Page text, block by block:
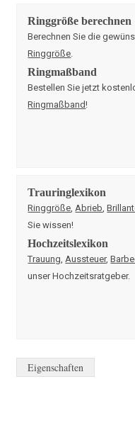
Ringgröße berechnen
Berechnen Sie die
Ringgröße
Ringmaßband
Bestellen Sie jetzt
Ringmaßband!
Trauringlexikon
Ringgröße Abrieb ,
Sie wissen!
Hochzeitslexikon
Trauung Aussteuer,
unser Hochzeitsratgeber.
Eigenschaften